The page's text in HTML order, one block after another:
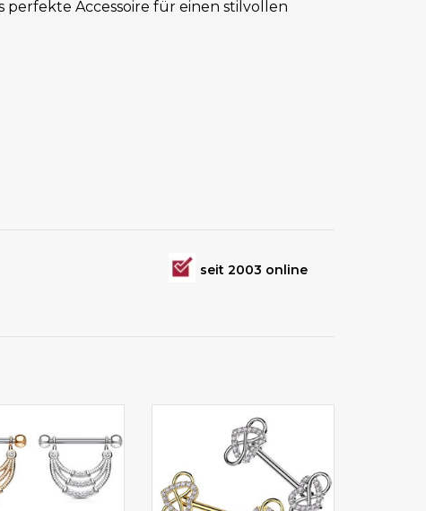
perfekte Accessoire für einen stilvollen
seit 2003 online